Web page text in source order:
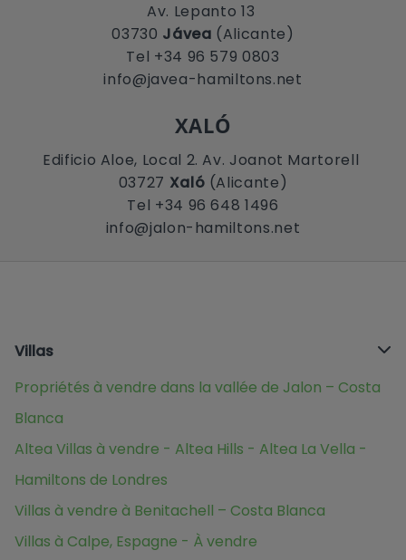
Av. Lepanto 13
03730 Jávea (Alicante)
Tel +34 96 579 0803
info@javea-hamiltons.net
XALÓ
Edificio Aloe, Local 2. Av. Joanot Martorell
03727 Xaló (Alicante)
Tel +34 96 648 1496
info@jalon-hamiltons.net
Villas
Propriétés à vendre dans la vallée de Jalon – Costa
Blanca
Altea Villas à vendre - Altea Hills - Altea La Vella -
Hamiltons de Londres
Villas à vendre à Benitachell – Costa Blanca
Villas à Calpe, Espagne - À vendre